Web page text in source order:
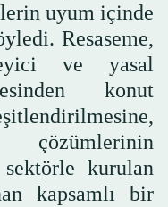
uyum içinde
Resaseme,
ve yasal
konut
kurulan
kapsamlı bir